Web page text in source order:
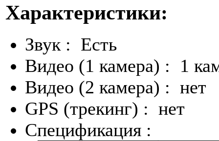
Характеристики:
Звук : Есть
Видео (1 камера) : 1
Видео (2 камера) : нет
GPS (трекинг) : нет
Спецификация :